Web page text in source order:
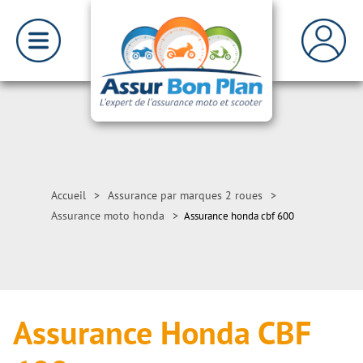
Accueil > Assurance par marques 2 roues >
Assurance moto honda
> Assurance honda cbf 600
Assurance Honda CBF